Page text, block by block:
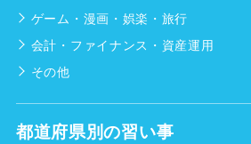
ゲーム・漫画・娯楽・旅行
会計・ファイナンス・資産運用
その他
都道府県別の習い事